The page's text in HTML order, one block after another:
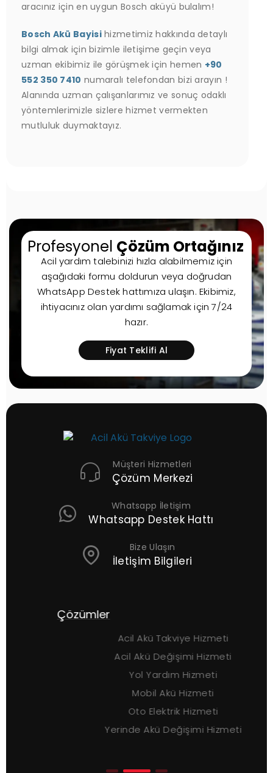
aracınız için en uygun Bosch aküyü bulalım!
Bosch Akü Bayisihizmetimiz hakkında detaylı
bilgi almak için bizimle iletişime geçin veya
uzman ekibimiz ile görüşmek için hemen +90
552 350 7410 numaralı telefondan bizi arayın !
Alanında uzman çalışanlarımız ve sonuç odaklı
yöntemlerimizle sizlere hizmet vermekten
mutluluk duymaktayız.
Profesyonel Çözüm Ortağınız
Acil yardım talebinizi hızla alabilmemiz için
aşağıdaki formu doldurun veya doğrudan
WhatsApp Destek hattımıza ulaşın. Ekibimiz,
ihtiyacınız olan yardımı sağlamak için 7/24
hazır.
Fiyat Teklifi Al
Müşteri Hizmetleri
Çözüm Merkezi
Whatsapp İletişim
Whatsapp Destek Hattı
Bize Ulaşın
İletişim Bilgileri
Çözümler
Acil Akü Takviye Hizmeti
Acil Akü Değişimi Hizmeti
Yol Yardım Hizmeti
Mobil Akü Hizmeti
Oto Elektrik Hizmeti
Yerinde Akü Değişimi Hizmeti